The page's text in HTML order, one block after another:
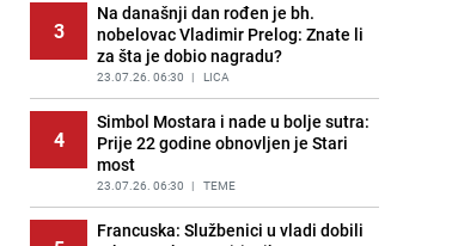
14
Meteorolozi za danas podigli
upozorenja za 3 regije: Objavljena
prognoza do petka - stiže kiša?
PRIJE 2 DANA | BOSNA I HERCEGOVINA
15
Uklonite kamenac sa slavina u
kupatilu: Dovoljna je ova smjesa
PRIJE 2 DANA | ŽIVOT I STIL
3
Na današnji dan rođen je bh.
nobelovac Vladimir Prelog: Znate li
za šta je dobio nagradu?
23.07.26. 06:30 | LICA
4
Simbol Mostara i nade u bolje sutra:
Prije 22 godine obnovljen je Stari
most
23.07.26. 06:30 | TEME
Francuska: Službenici u vladi dobili